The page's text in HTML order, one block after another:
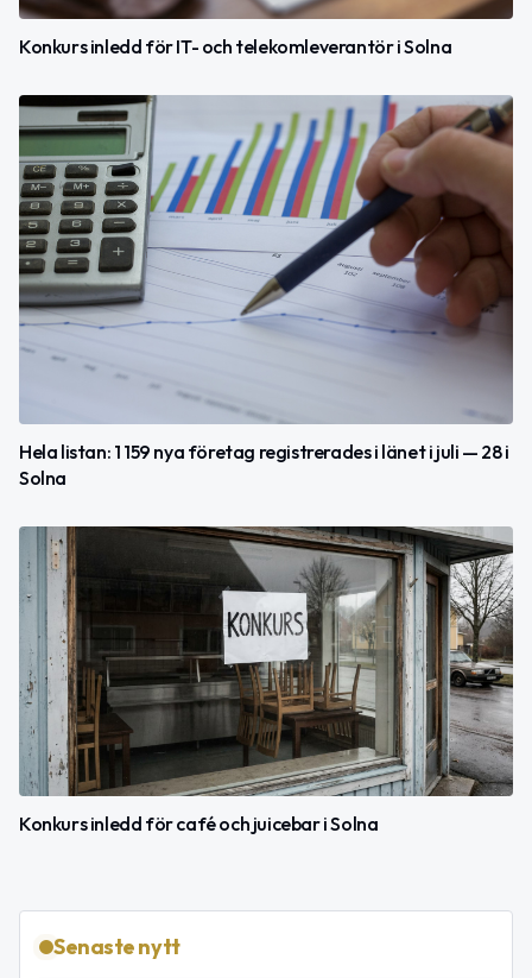
Konkurs inledd för IT- och telekomleverantör i Solna
Hela listan: 1 159 nya företag registrerades i länet i juli — 28 i
Solna
Konkurs inledd för café och juicebar i Solna
Senaste nytt